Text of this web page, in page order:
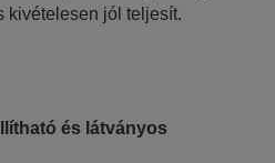
kivételesen jól teljesít.
és látványos